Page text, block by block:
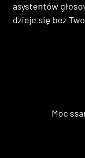
asystentów
dzieje się bez
Moc